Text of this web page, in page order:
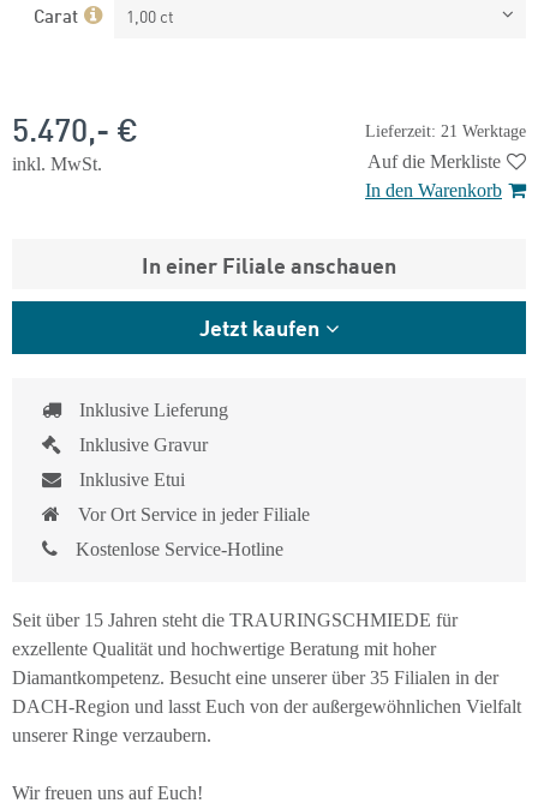
Carat 1,00 ct
Lieferzeit: 21 Werktage
5.470,- €
inkl. MwSt.
Auf die Merkliste
In den Warenkorb
In einer Filiale anschauen
Jetzt kaufen
Inklusive Lieferung
Inklusive Gravur
Inklusive Etui
Vor Ort Service in jeder Filiale
Kostenlose Service-Hotline
Seit über 15 Jahren steht die TRAURINGSCHMIEDE für
exzellente Qualität und hochwertige Beratung mit hoher
Diamantkompetenz. Besucht eine unserer über 35 Filialen in der
DACH-Region und lasst Euch von der außergewöhnlichen Vielfalt
unserer Ringe verzaubern.
Wir freuen uns auf Euch!